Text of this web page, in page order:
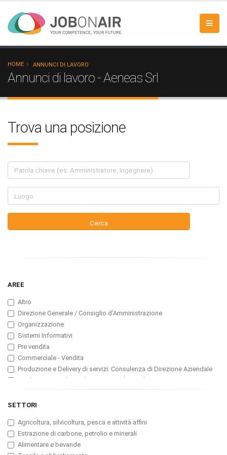
HOME ANNUNCI DI LAVORO
Annunci di lavoro - Aeneas Srl
Trova una posizione
AREE
Altro
Direzione Generale / Consiglio d'Amministrazione
Organizzazione
Sistemi Informativi
Pre vendita
Commerciale - Vendita
Produzione e Delivery di servizi: Consulenza di Direzione Aziendale
Produzione e Delivery di servizi: ICT (Consulenza, Servizi
Professionali, Software)
Produzione e Delivery di servizi: Assicurazioni
Produzione e Delivery di servizi: Pubblicità
Customer Service, Manutenzione e Assistenza tecnica
Marketing / Pubbliche Relazioni
SETTORI
Agricoltura, silvicoltura, pesca e attività affini
Estrazione di carbone, petrolio e minerali
Alimentare e bevande